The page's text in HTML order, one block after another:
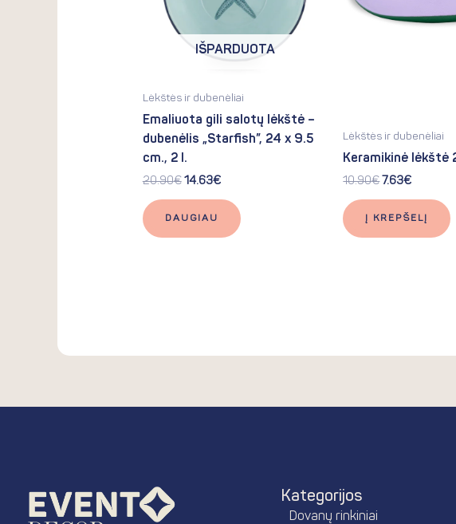
IŠPARDUOTA
Lėkštės ir dubenėliai
Emaliuota gili salotų lėkštė –
dubenėlis „Starfish”, 24 x 9.5
cm., 2 l.
20.90€ 14.63€
DAUGIAU
Lėkštės ir dubenėliai
Keramikinė lėkštė
10.90€ 7.63€
Į KREPŠELĮ
Kategorijos
Dovanų rinkiniai